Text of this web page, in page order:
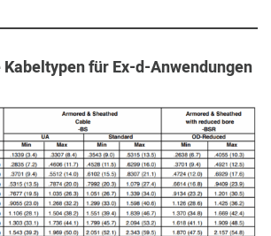
für Ex-d-Anwendungen